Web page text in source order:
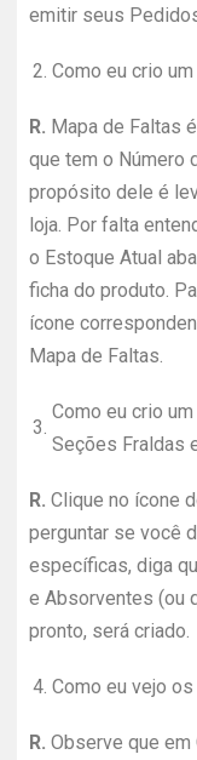
emitir seus
2. Como eu crio
R. Mapa de Faltas
que tem o Número
propósito dele é
loja. Por falta
o Estoque Atual
ficha do produto.
ícone
Mapa de Faltas.
3.
Como eu crio
Seções Fraldas
R. Clique no ícone
perguntar se você
específicas, diga
e Absorventes (ou
pronto, será criado.
4. Como eu vejo
R. Observe que em